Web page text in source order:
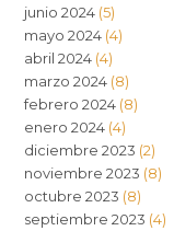
junio 2024 (5)
mayo 2024 (4)
abril 2024 (4)
marzo 2024 (8)
febrero 2024 (8)
enero 2024 (4)
diciembre 2023 (2)
noviembre 2023 (8)
octubre 2023 (8)
septiembre 2023 (4)